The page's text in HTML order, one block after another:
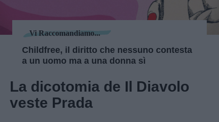
Vi Raccomandiamo...
Childfree, il diritto che nessuno contesta
a un uomo ma a una donna sì
La dicotomia de Il Diavolo
veste Prada